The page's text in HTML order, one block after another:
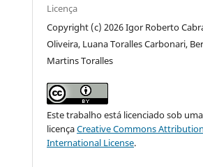
Licença
Copyright (c) 2026 Igor Roberto
Oliveira, Luana Toralles Carbonari,
Martins Toralles
Este trabalho está licenciado sob uma
licençaCreative Commons
International License.